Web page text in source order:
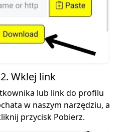
Wklej link
lub link do profilu
w naszym narzędziu, a
przycisk Pobierz.